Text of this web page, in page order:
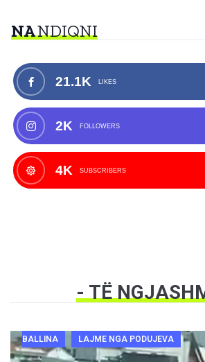
NANDIQNI
21.1K LIKES
2K FOLLOWERS
4K SUBSCRIBERS
- TË
BALLINA LAJME NGA PODUJEVA